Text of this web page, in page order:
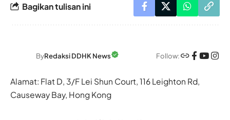
Bagikan tulisan ini
ByRedaksi DDHK News Follow:
Alamat: Flat D, 3/F Lei Shun Court, 116 Leighton Rd,
Causeway Bay, Hong Kong